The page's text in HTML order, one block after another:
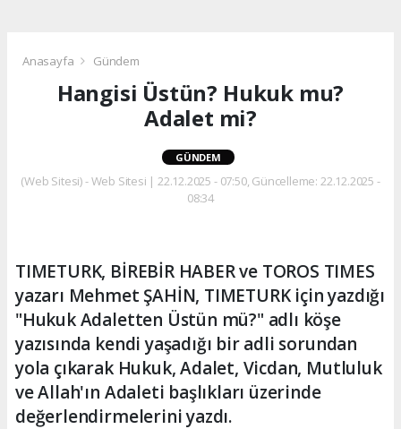
Anasayfa Gündem
Hangisi Üstün? Hukuk mu?
Adalet mi?
GÜNDEM
(Web Sitesi) - Web Sitesi | 22.12.2025 - 07:50, Güncelleme: 22.12.2025 -
08:34
TIMETURK, BİREBİR HABER ve TOROS TIMES
yazarı Mehmet ŞAHİN, TIMETURK için yazdığı
"Hukuk Adaletten Üstün mü?" adlı köşe
yazısında kendi yaşadığı bir adli sorundan
yola çıkarak Hukuk, Adalet, Vicdan, Mutluluk
ve Allah'ın Adaleti başlıkları üzerinde
değerlendirmelerini yazdı.